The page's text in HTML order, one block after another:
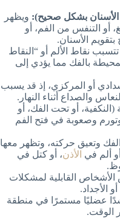
الأسنان بشكل صحيح): ويظهر
التنفس من الفم، أو
الأسنان.
تتسبب نقاط الألم أو “النقاط
بالفك مما يؤدي إلى
أو المركزي، إذ قد يسبب
والصداع أثناء النهار.
أو تحت الفك، أو
وصعوبة في فتح الفم
وتعيق حركته، وتظهر معها
ألم في الأذن، أو كتل في
الأشخاص القابلية لمشكلات
الأجداد.
شدًا عضليًا مستمرًا في منطقة
الوقت.